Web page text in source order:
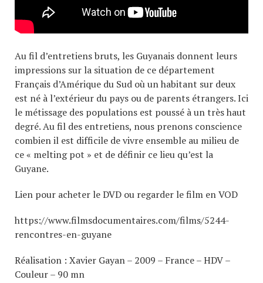
Au fil d’entretiens bruts, les Guyanais donnent leurs
impressions sur la situation de ce département
Français d’Amérique du Sud où un habitant sur deux
est né à l’extérieur du pays ou de parents étrangers. Ici
le métissage des populations est poussé à un très haut
degré. Au fil des entretiens, nous prenons conscience
combien il est difficile de vivre ensemble au milieu de
ce « melting pot » et de définir ce lieu qu’est la
Guyane.
Lien pour acheter le DVD ou regarder le film en VOD
https://www.filmsdocumentaires.com/films/5244-
rencontres-en-guyane
Réalisation : Xavier Gayan – 2009 – France – HDV –
Couleur – 90 mn